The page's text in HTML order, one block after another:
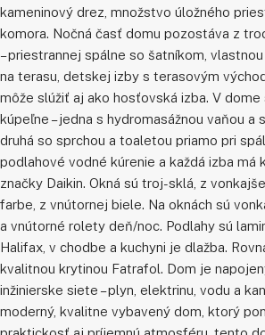
kameninový drez, množstvo úložného
komora. Nočná časť domu pozostáva z
– priestrannej spálne so šatníkom,
na terasu, detskej izby s terasovým
môže slúžiť aj ako hosťovská izba. V dome
kúpeľne – jedna s hydromasážnou vaňou a
druhá so sprchou a toaletou priamo pri
podlahové vodné kúrenie a každá izba má
značky Daikin. Okná sú troj-sklá, z
farbe, z vnútornej biele. Na oknách sú
a vnútorné rolety deň/noc. Podlahy sú
Halifax, v chodbe a kuchyni je dlažba.
kvalitnou krytinou Fatrafol. Dom je
inžinierske siete – plyn, elektrinu, vodu a
moderný, kvalitne vybavený dom, ktorý